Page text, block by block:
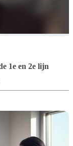
1e en 2e lijn